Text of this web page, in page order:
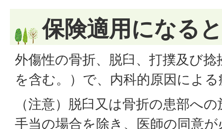
保険適用になる
外傷性の骨折、脱臼、打撲及び
を含む。）で、内科的原因によ
（注意）脱臼又は骨折の患部へ
手当の場合を除き、医師の同意